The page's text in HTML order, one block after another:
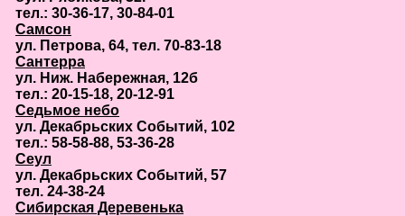
тел.: 30-36-17, 30-84-01
Самсон
ул. Петрова, 64, тел. 70-83-18
Сантерра
ул. Ниж. Набережная, 12б
тел.: 20-15-18, 20-12-91
Седьмое небо
ул. Декабрьских Событий, 102
тел.: 58-58-88, 53-36-28
Сеул
ул. Декабрьских Событий, 57
тел. 24-38-24
Сибирская Деревенька